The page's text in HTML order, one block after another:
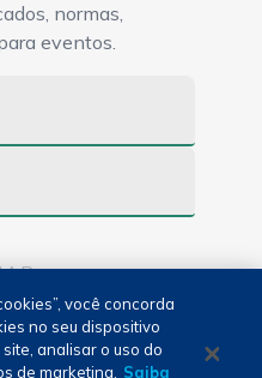
normas,
eventos.
você concorda
no seu dispositivo
analisar o uso do
de marketing.
Saiba